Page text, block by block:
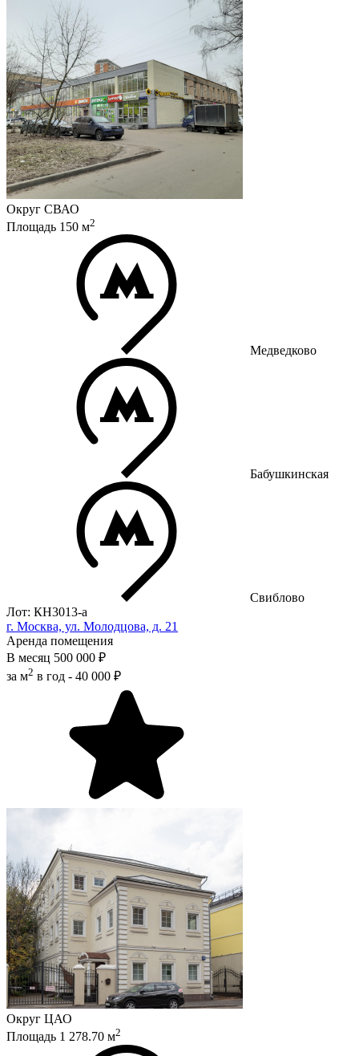
Округ СВАО
Площадь 150 м2
Медведково
Бабушкинская
Свиблово
Лот: КН3013-a
г. Москва, ул. Молодцова, д. 21
Аренда помещения
В месяц 500 000 ₽
за м2 в год - 40 000 ₽
Округ ЦАО
Площадь 1 278.70 м2